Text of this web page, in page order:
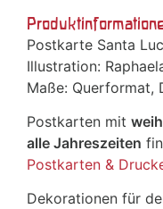
Postkarte Santa
Illustration:
Maße: Querformat,
Postkarten mit
alle Jahreszeiten
Postkarten &
Dekorationen für